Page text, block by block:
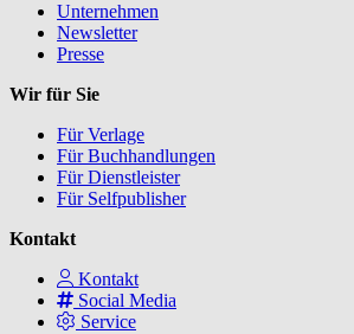
Unternehmen
Newsletter
Presse
Wir für Sie
Für Verlage
Für Buchhandlungen
Für Dienstleister
Für Selfpublisher
Kontakt
Kontakt
Social Media
Service